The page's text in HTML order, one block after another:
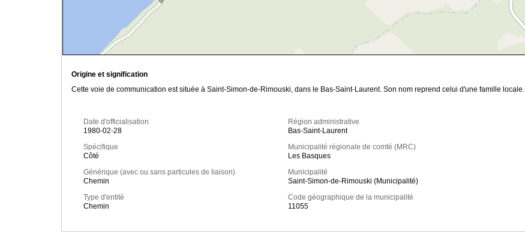
Origine et signification
Cette voie de communication est située à Saint-Simon-de-Rimouski, dans le Bas-Saint-Laurent. Son nom reprend celui d'une famille locale.
Date d'officialisation
1980-02-28
Spécifique
Côté
Générique (avec ou sans particules de liaison)
Chemin
Type d'entité
Chemin
Région administrative
Bas-Saint-Laurent
Municipalité régionale de comté (MRC)
Les Basques
Municipalité
Saint-Simon-de-Rimouski (Municipalité)
Code géographique de la municipalité
11055